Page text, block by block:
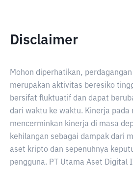
Disclaimer
Mohon diperhatikan,
merupakan aktivitas beresiko
bersifat fluktuatif dan dapat
dari waktu ke waktu. Kinerja pada
mencerminkan kinerja di masa
kehilangan sebagai dampak dari
aset kripto dan sepenuhnya
pengguna. PT Utama Aset Digital